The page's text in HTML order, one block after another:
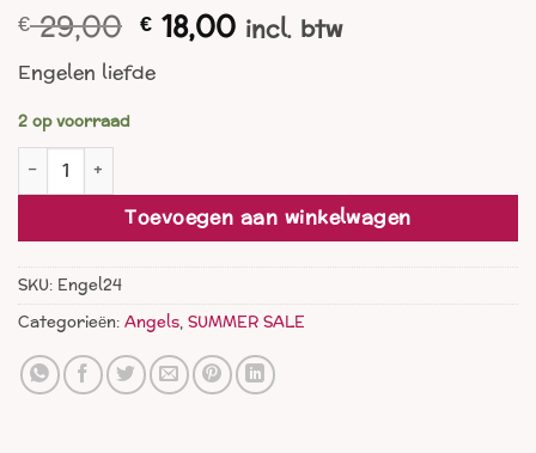
€29,00 Oorspronkelijke
prijs
was:
€ 18,00Huidige
prijs
incl. btw
Engelen liefde
2 op voorraad
Seleniet engel aantal
Toevoegen aan winkelwagen
SKU: Engel24
Categorieën:Angels,SUMMER SALE